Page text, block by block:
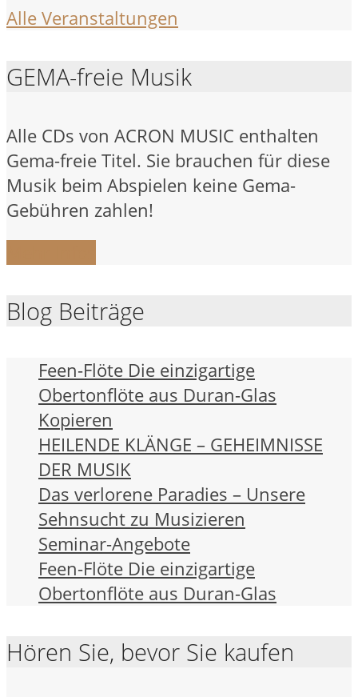
Alle Veranstaltungen
GEMA-freie Musik
Alle CDs von ACRON MUSIC enthalten
Gema-freie Titel. Sie brauchen für diese
Musik beim Abspielen keine Gema-
Gebühren zahlen!
Blog Beiträge
Feen-Flöte Die einzigartige
Obertonflöte aus Duran-Glas
Kopieren
HEILENDE KLÄNGE – GEHEIMNISSE
DER MUSIK
Das verlorene Paradies – Unsere
Sehnsucht zu Musizieren
Seminar-Angebote
Feen-Flöte Die einzigartige
Obertonflöte aus Duran-Glas
Hören Sie, bevor Sie kaufen